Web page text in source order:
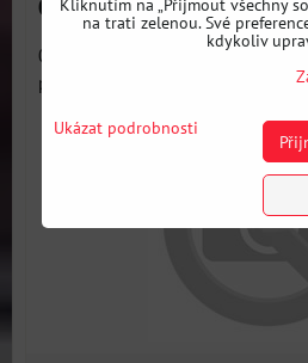
Citroën / Peugeot
051831A Spodní uložení motoru
pohyb motoru při...
na trati zelenou. Své
kdykoliv
Ukázat podrobnosti